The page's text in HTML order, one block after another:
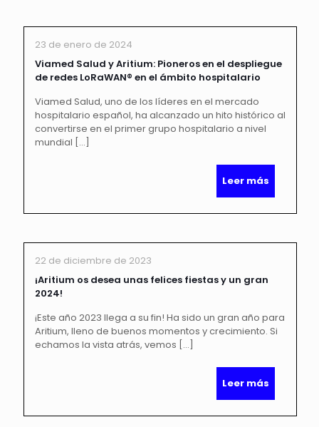
23 de enero de 2024
Viamed Salud y Aritium: Pioneros en el despliegue
de redes LoRaWAN® en el ámbito hospitalario
Viamed Salud, uno de los líderes en el mercado
hospitalario español, ha alcanzado un hito histórico al
convertirse en el primer grupo hospitalario a nivel
mundial […]
Leer más
22 de diciembre de 2023
¡Aritium os desea unas felices fiestas y un gran
2024!
¡Este año 2023 llega a su fin! Ha sido un gran año para
Aritium, lleno de buenos momentos y crecimiento. Si
echamos la vista atrás, vemos […]
Leer más